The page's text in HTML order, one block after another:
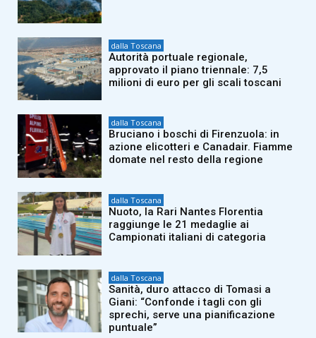
dalla Toscana
Autorità portuale regionale,
approvato il piano triennale: 7,5
milioni di euro per gli scali toscani
dalla Toscana
Bruciano i boschi di Firenzuola: in
azione elicotteri e Canadair. Fiamme
domate nel resto della regione
dalla Toscana
Nuoto, la Rari Nantes Florentia
raggiunge le 21 medaglie ai
Campionati italiani di categoria
dalla Toscana
Sanità, duro attacco di Tomasi a
Giani: “Confonde i tagli con gli
sprechi, serve una pianificazione
puntuale”